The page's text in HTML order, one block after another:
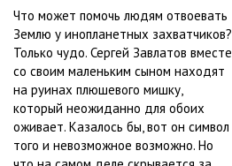
Что может помочь людям отвоевать
Землю у инопланетных захватчиков?
Только чудо. Сергей Завлатов вместе
со своим маленьким сыном находят
на руинах плюшевого мишку,
который неожиданно для обоих
оживает. Казалось бы, вот он символ
того и невозможное возможно. Но